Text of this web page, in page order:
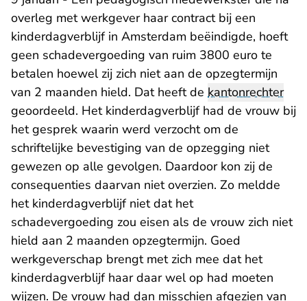
overleg met werkgever haar contract bij een
kinderdagverblijf in Amsterdam beëindigde, hoeft
geen schadevergoeding van ruim 3800 euro te
betalen hoewel zij zich niet aan de opzegtermijn
van 2 maanden hield. Dat heeft de kantonrechter
geoordeeld. Het kinderdagverblijf had de vrouw bij
het gesprek waarin werd verzocht om de
schriftelijke bevestiging van de opzegging niet
gewezen op alle gevolgen. Daardoor kon zij de
consequenties daarvan niet overzien. Zo meldde
het kinderdagverblijf niet dat het
schadevergoeding zou eisen als de vrouw zich niet
hield aan 2 maanden opzegtermijn. Goed
werkgeverschap brengt met zich mee dat het
kinderdagverblijf haar daar wel op had moeten
wijzen. De vrouw had dan misschien afgezien van